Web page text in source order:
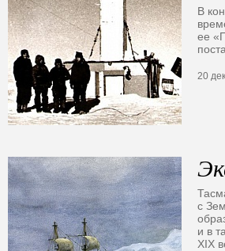
В
ее
20
с
и в
XIX